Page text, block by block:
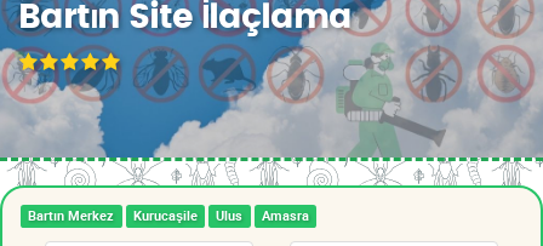
Bartın Site İlaçlama
Bartın Merkez Kurucaşile Ulus Amasra